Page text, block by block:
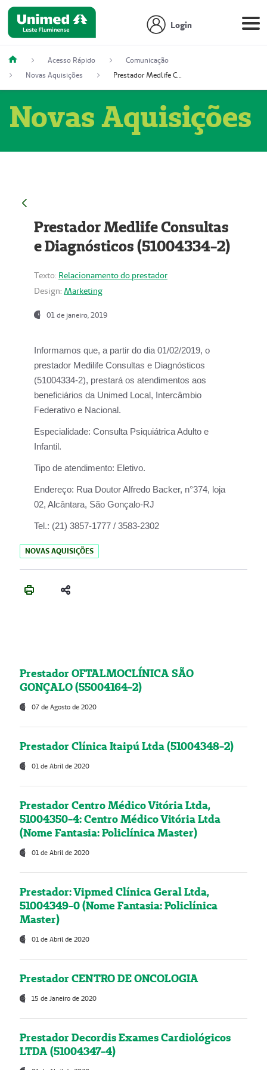
Login
Acesso Rápido
Comunicação
Novas Aquisições
Prestador Medlife Consultas e Diagnósticos (51004334-2)
Novas Aquisições
Prestador Medlife Consultas
e Diagnósticos (51004334-2)
Texto: Relacionamento do prestador
Design: Marketing
01 de janeiro, 2019
Informamos que, a partir do dia 01/02/2019, o
prestador Medilife Consultas e Diagnósticos
(51004334-2), prestará os atendimentos aos
beneficiários da Unimed Local, Intercâmbio
Federativo e Nacional.
Especialidade: Consulta Psiquiátrica Adulto e
Infantil.
Tipo de atendimento: Eletivo.
Endereço: Rua Doutor Alfredo Backer, n°374, loja
02, Alcântara, São Gonçalo-RJ
Tel.: (21) 3857-1777 / 3583-2302
NOVAS AQUISIÇÕES
Prestador OFTALMOCLÍNICA SÃO
GONÇALO (55004164-2)
07 de Agosto de 2020
Prestador Clínica Itaipú Ltda (51004348-2)
01 de Abril de 2020
Prestador Centro Médico Vitória Ltda,
51004350-4: Centro Médico Vitória Ltda
(Nome Fantasia: Policlínica Master)
01 de Abril de 2020
Prestador: Vipmed Clínica Geral Ltda,
51004349-0 (Nome Fantasia: Policlínica
Master)
01 de Abril de 2020
Prestador CENTRO DE ONCOLOGIA
15 de Janeiro de 2020
Prestador Decordis Exames Cardiológicos
LTDA (51004347-4)